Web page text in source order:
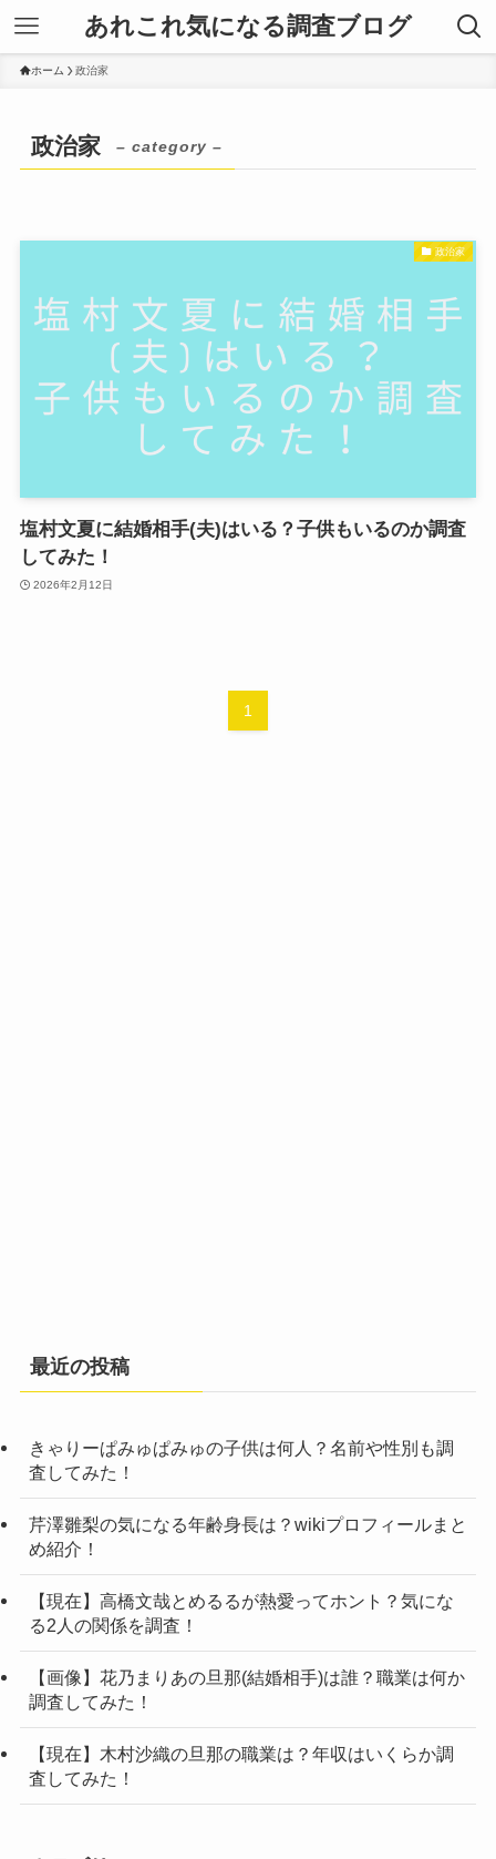
あれこれ気になる調査ブログ
ホーム 政治家
政治家 – category –
政治家
塩村文夏に結婚相手(夫)はいる？子供もいるのか調査
してみた！
2026年2月12日
1
最近の投稿
きゃりーぱみゅぱみゅの子供は何人？名前や性別も調
査してみた！
芹澤雛梨の気になる年齢身長は？wikiプロフィールまと
め紹介！
【現在】高橋文哉とめるるが熱愛ってホント？気にな
る2人の関係を調査！
【画像】花乃まりあの旦那(結婚相手)は誰？職業は何か
調査してみた！
【現在】木村沙織の旦那の職業は？年収はいくらか調
査してみた！